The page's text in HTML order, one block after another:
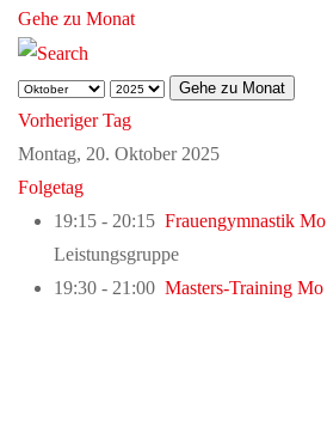
Gehe zu Monat
Gehe zu Monat
Vorheriger Tag
Montag, 20. Oktober 2025
Folgetag
19:15 - 20:15 Frauengymnastik Mo
Leistungsgruppe
19:30 - 21:00 Masters-Training Mo